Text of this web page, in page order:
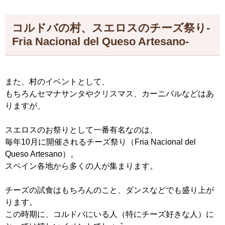
コルドバの村、スエロスのチーズ祭り‐
Fria Nacional del Queso Artesano‐
また、村のイベントとして、
もちろんセマナサンタやクリスマス、カーニバルなどはあ
りますが、
スエロスのお祭りとして一番有名なのは、
毎年10月に開催されるチーズ祭り（Fria Nacional del
Queso Artesano）。
スペイン各地から多くの人が集まります。
チーズの試食はもちろんのこと、ダンスなどでも盛り上が
ります。
この時期に、コルドバにいる人（特にチーズ好きな人）に